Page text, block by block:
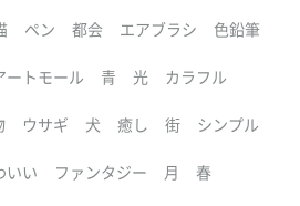
ペン 都会 エアブラシ 色鉛筆
ートモール 青 光 カラフル
ウサギ 犬 癒し 街 シンプル
いい ファンタジー 月 春